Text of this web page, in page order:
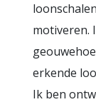
motiveren.
erkende
Ik ben